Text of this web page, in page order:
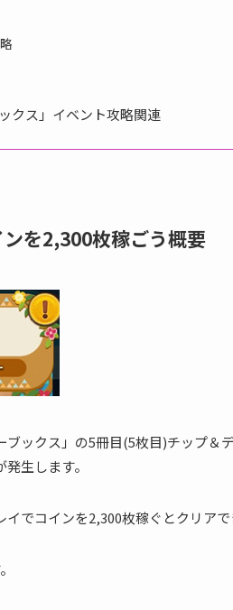
クス」イベント攻略関連
を2,300枚稼ごう概要
ックス」の5冊目(5枚目)チップ＆
生します。
でコインを2,300枚稼ぐとクリアで